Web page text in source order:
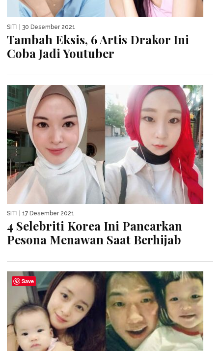
SITI | 30 Desember 2021
Tambah Eksis, 6 Artis Drakor Ini
Coba Jadi Youtuber
SITI | 17 Desember 2021
4 Selebriti Korea Ini Pancarkan
Pesona Menawan Saat Berhijab
Save